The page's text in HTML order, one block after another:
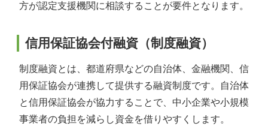
方が認定支援機関に相談することが要件となります。
信用保証協会付融資（制度融資）
制度融資とは、都道府県などの自治体、金融機関、信
用保証協会が連携して提供する融資制度です。自治体
と信用保証協会が協力することで、中小企業や小規模
事業者の負担を減らし資金を借りやすくします。